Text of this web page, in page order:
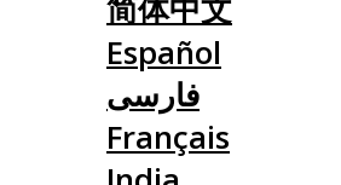
简体中文
Español
فارسی
Français